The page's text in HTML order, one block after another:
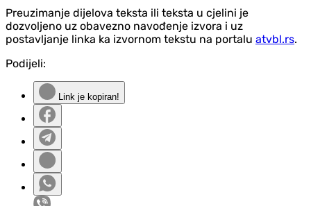
Preuzimanje dijelova teksta ili teksta u cjelini je
dozvoljeno uz obavezno navođenje izvora i uz
postavljanje linka ka izvornom tekstu na portalu atvbl.rs.
Podijeli:
Link je kopiran!